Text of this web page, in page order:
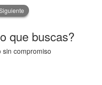
que buscas?
sin compromiso